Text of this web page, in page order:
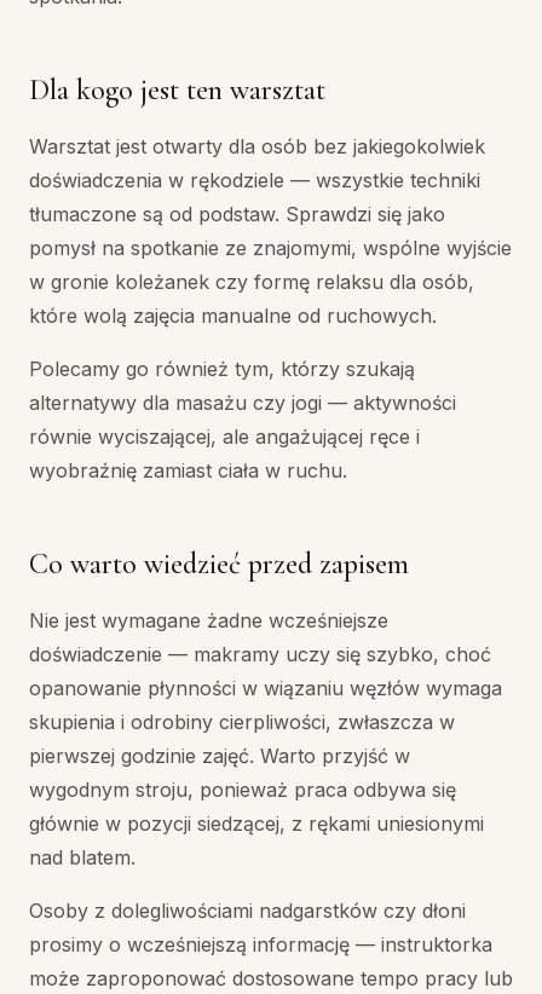
Dla kogo jest ten warsztat
Warsztat jest otwarty dla osób bez jakiegokolwiek
doświadczenia w rękodziele — wszystkie techniki
tłumaczone są od podstaw. Sprawdzi się jako
pomysł na spotkanie ze znajomymi, wspólne wyjście
w gronie koleżanek czy formę relaksu dla osób,
które wolą zajęcia manualne od ruchowych.
Polecamy go również tym, którzy szukają
alternatywy dla masażu czy jogi — aktywności
równie wyciszającej, ale angażującej ręce i
wyobraźnię zamiast ciała w ruchu.
Co warto wiedzieć przed zapisem
Nie jest wymagane żadne wcześniejsze
doświadczenie — makramy uczy się szybko, choć
opanowanie płynności w wiązaniu węzłów wymaga
skupienia i odrobiny cierpliwości, zwłaszcza w
pierwszej godzinie zajęć. Warto przyjść w
wygodnym stroju, ponieważ praca odbywa się
głównie w pozycji siedzącej, z rękami uniesionymi
nad blatem.
Osoby z dolegliwościami nadgarstków czy dłoni
prosimy o wcześniejszą informację — instruktorka
może zaproponować dostosowane tempo pracy lub